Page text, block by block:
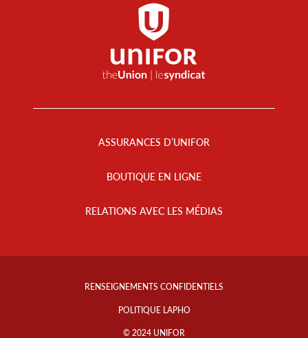
ASSURANCES D’UNIFOR
BOUTIQUE EN LIGNE
RELATIONS AVEC LES MÉDIAS
Footer
RENSEIGNEMENTS CONFIDENTIELS
POLITIQUE LAPHO
© 2024 UNIFOR